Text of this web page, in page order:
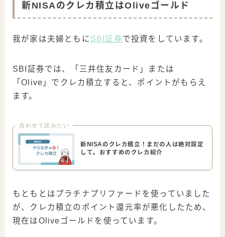
新NISAのクレカ積立はOliveゴールド
我が家は夫婦ともに SBI証券で投資をしています。
SBI証券では、「三井住友カード」または
「Olive」でクレカ積立すると、ポイントがもらえ
ます。
合わせて読みたい
新NISAのクレカ積立！まだの人は絶対設定
して。おすすめのクレカ紹介
もともとはプラチナプリファードを使っていました
が、クレカ積立のポイント還元率が悪化したため、
現在はOliveゴールドを使っています。